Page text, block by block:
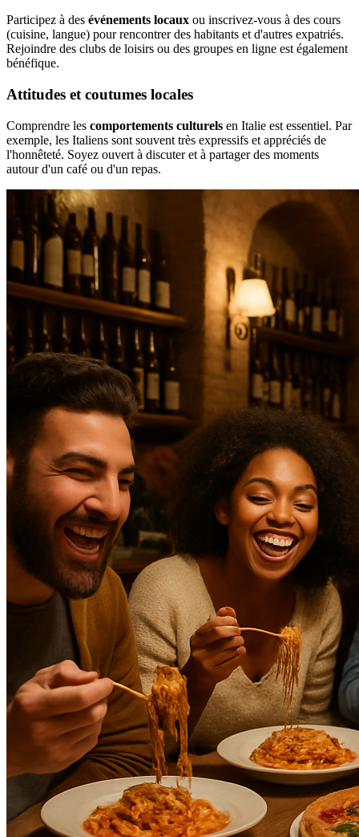
Participez à des événements locaux ou inscrivez-vous à des cours
(cuisine, langue) pour rencontrer des habitants et d'autres expatriés.
Rejoindre des clubs de loisirs ou des groupes en ligne est également
bénéfique.
Attitudes et coutumes locales
Comprendre les comportements culturels en Italie est essentiel. Par
exemple, les Italiens sont souvent très expressifs et appréciés de
l'honnêteté. Soyez ouvert à discuter et à partager des moments
autour d'un café ou d'un repas.